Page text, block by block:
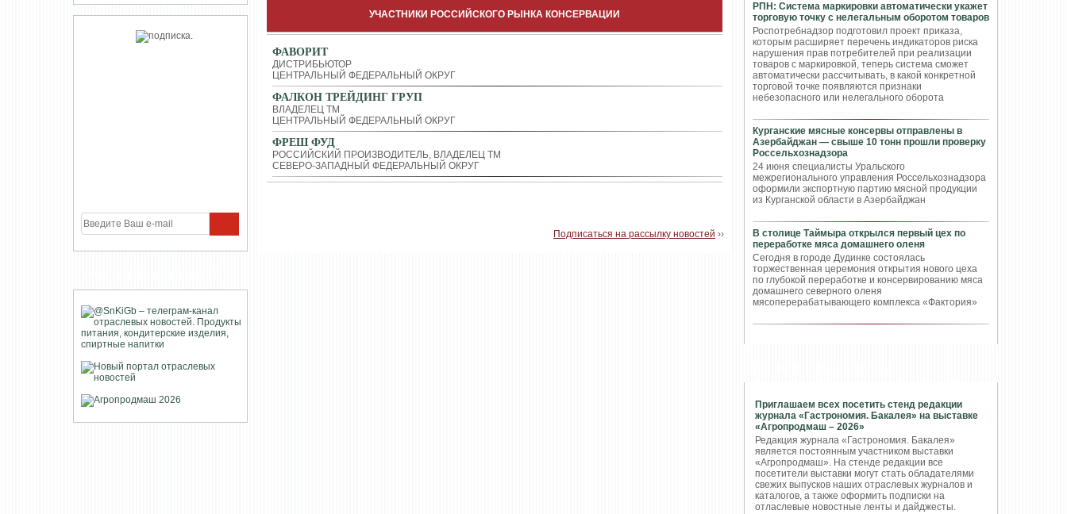
РПН: Система маркировки автоматически укажет
торговую точку с нелегальным оборотом товаров
Роспотребнадзор подготовил проект приказа,
которым расширяет перечень индикаторов риска
нарушения прав потребителей при реализации
товаров с маркировкой, теперь система сможет
автоматически рассчитывать, в какой конкретной
торговой точке появляются признаки
небезопасного или нелегального оборота
Курганские мясные консервы отправлены в
Азербайджан — свыше 10 тонн прошли проверку
Россельхознадзора
24 июня специалисты Уральского
межрегионального управления Россельхознадзора
оформили экспортную партию мясной продукции
из Курганской области в Азербайджан
В столице Таймыра открылся первый цех по
переработке мяса домашнего оленя
Сегодня в городе Дудинке состоялась
торжественная церемония открытия нового цеха
по глубокой переработке и консервированию мяса
домашнего северного оленя
мясоперерабатывающего комплекса «Фактория»
Приглашаем всех посетить стенд редакции
журнала «Гастрономия. Бакалея» на выставке
«Агропродмаш – 2026»
Редакция журнала «Гастрономия. Бакалея»
является постоянным участником выставки
«Агропродмаш». На стенде редакции все
посетители выставки могут стать обладателями
свежих выпусков наших отраслевых журналов и
каталогов, а также оформить подписки на
отласлевые новостные ленты и дайджесты.
УЧАСТНИКИ РОССИЙСКОГО РЫНКА КОНСЕРВАЦИИ
ФАВОРИТ
ДИСТРИБЬЮТОР
ЦЕНТРАЛЬНЫЙ ФЕДЕРАЛЬНЫЙ ОКРУГ
ФАЛКОН ТРЕЙДИНГ ГРУП
ВЛАДЕЛЕЦ ТМ
ЦЕНТРАЛЬНЫЙ ФЕДЕРАЛЬНЫЙ ОКРУГ
ФРЕШ ФУД
РОССИЙСКИЙ ПРОИЗВОДИТЕЛЬ, ВЛАДЕЛЕЦ ТМ
СЕВЕРО-ЗАПАДНЫЙ ФЕДЕРАЛЬНЫЙ ОКРУГ
Подписаться на рассылку новостей ››